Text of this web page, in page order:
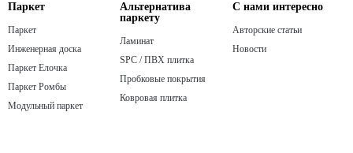
Паркет
Паркет
Инженерная доска
Паркет Елочка
Паркет Ромбы
Модульный паркет
Альтернатива
паркету
Ламинат
SPC / ПВХ плитка
Пробковые покрытия
Ковровая плитка
С нами интересно
Авторские статьи
Новости